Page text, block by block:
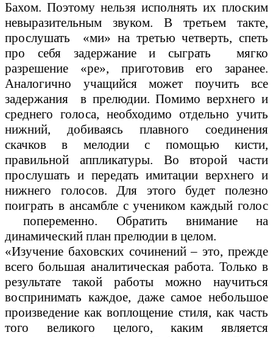
Бахом. Поэтому нельзя исполнять их плоским
невыразительным звуком. В третьем такте,
прослушать «ми» на третью четверть, спеть
про себя задержание и сыграть мягко
разрешение «ре», приготовив его заранее.
Аналогично учащийся может поучить все
задержания в прелюдии. Помимо верхнего и
среднего голоса, необходимо отдельно учить
нижний, добиваясь плавного соединения
скачков в мелодии с помощью кисти,
правильной аппликатуры. Во второй части
прослушать и передать имитации верхнего и
нижнего голосов. Для этого будет полезно
поиграть в ансамбле с учеником каждый голос
попеременно. Обратить внимание на
динамический план прелюдии в целом.
«Изучение баховских сочинений – это, прежде
всего большая аналитическая работа. Только в
результате такой работы можно научиться
воспринимать каждое, даже самое небольшое
произведение как воплощение стиля, как часть
того великого целого, каким является